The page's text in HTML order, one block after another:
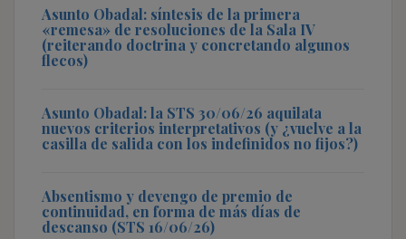
Asunto Obadal: síntesis de la primera
«remesa» de resoluciones de la Sala IV
(reiterando doctrina y concretando algunos
flecos)
Asunto Obadal: la STS 30/06/26 aquilata
nuevos criterios interpretativos (y ¿vuelve a la
casilla de salida con los indefinidos no fijos?)
Absentismo y devengo de premio de
continuidad, en forma de más días de
descanso (STS 16/06/26)